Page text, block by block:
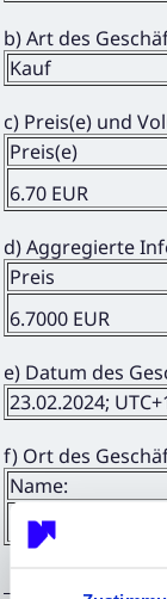
b) Art des
Kauf
c) Preis(e) und
Preis(e)
6.70 EUR
d) Aggregierte
Preis
6.7000 EUR
e) Datum des
23.02.2024;
f) Ort des
Name:
MIC: